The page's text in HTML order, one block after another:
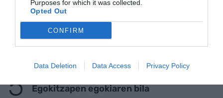
Purposes for which it was collected.
Opted Out
CONFIRM
Data Deletion Data Access Privacy Policy
KIROLA
Trainerua uretaratzea, urte osoko gastua
Egokitzapen egokiaren bila